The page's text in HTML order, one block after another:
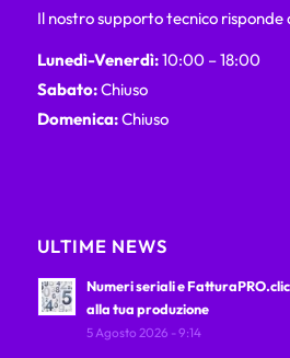
Il nostro supporto tecnico risponde
Lunedì-Venerdì:10:00 – 18:00
Sabato:Chiuso
Domenica:Chiuso
ULTIME NEWS
Numeri seriali e
alla tua produzione
5 Agosto 2026 - 9:14